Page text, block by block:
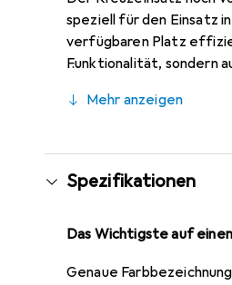
speziell für den Einsatz
verfügbaren Platz
Funktionalität, sondern
Kreuzeinsatz ist ideal
Mehr anzeigen
Spezifikationen
Das Wichtigste auf
Genaue Farbbezeichnung